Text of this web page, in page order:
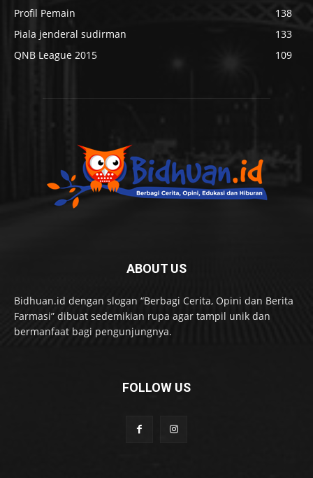
Profil Pemain
138
Piala jenderal sudirman
133
QNB League 2015
109
ABOUT US
Bidhuan.id dengan slogan “Berbagi Cerita, Opini dan Berita
Farmasi” dibuat sedemikian rupa agar tampil unik dan
bermanfaat bagi pengunjungnya.
FOLLOW US